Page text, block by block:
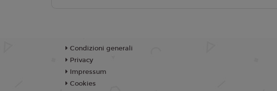
Condizioni generali
Privacy
Impressum
Cookies